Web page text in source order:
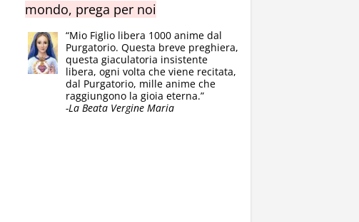
mondo, prega per noi
“Mio Figlio libera 1000 anime dal
Purgatorio. Questa breve preghiera,
questa giaculatoria insistente
libera, ogni volta che viene recitata,
dal Purgatorio, mille anime che
raggiungono la gioia eterna.”
-La Beata Vergine Maria